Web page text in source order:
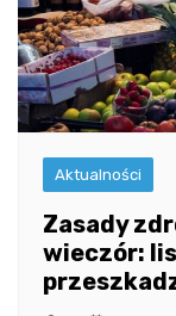
Aktualności
Zasady
wieczór: